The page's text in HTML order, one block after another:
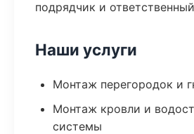
подрядчик и
Наши услуги
Монтаж перегородок и
Монтаж кровли и
системы